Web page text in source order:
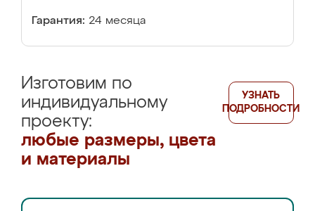
Гарантия: 24 месяца
Изготовим по
индивидуальному
проекту:
любые размеры, цвета
и материалы
УЗНАТЬ
ПОДРОБНОСТИ